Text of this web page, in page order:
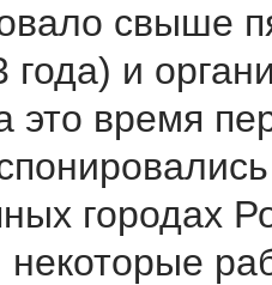
свыше
года) и
это время
городах
некоторые